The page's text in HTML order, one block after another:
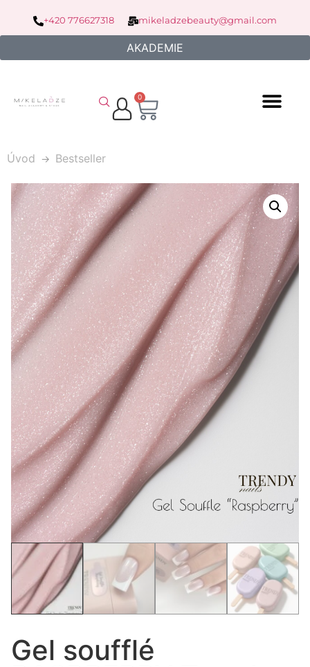
+420 776627318 mikeladzebeauty@gmail.com
AKADEMIE
0
Úvod Bestseller
Gel soufflé